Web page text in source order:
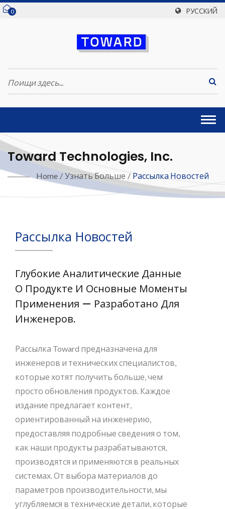
0 РУССКИЙ
Toward Technologies, Inc.
Home / Узнать Больше / Рассылка Новостей
Рассылка Новостей
Глубокие Аналитические Данные
О Продукте И Основные Моменты
Применения — Разработано Для
Инженеров.
Рассылка Toward предназначена для
инженеров и технических специалистов,
которые хотят получить больше, чем
просто обновления продуктов. Каждое
издание предлагает контент,
ориентированный на инженерию,
предоставляя подробные сведения о том,
как наши продукты разрабатываются,
производятся и применяются в реальных
системах. От выбора материалов до
параметров производительности, мы
углубляемся в технические детали, которые